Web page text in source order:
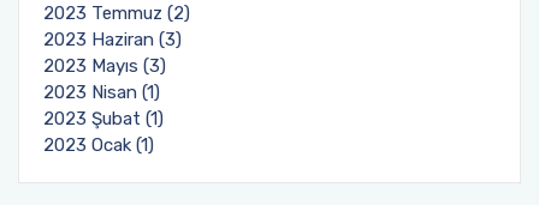
2023 Temmuz (2)
2023 Haziran (3)
2023 Mayıs (3)
2023 Nisan (1)
2023 Şubat (1)
2023 Ocak (1)